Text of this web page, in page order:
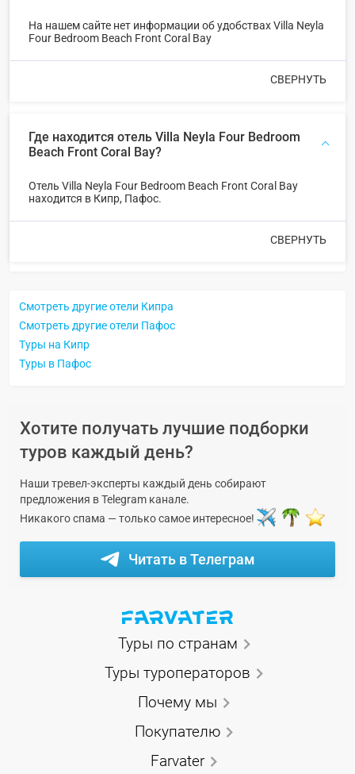
На нашем сайте нет информации об удобствах Villa Neyla
Four Bedroom Beach Front Coral Bay
СВЕРНУТЬ
Где находится отель Villa Neyla Four Bedroom
Beach Front Coral Bay?
Отель Villa Neyla Four Bedroom Beach Front Coral Bay
находится в Кипр, Пафос.
СВЕРНУТЬ
Смотреть другие отели Кипра
Смотреть другие отели Пафос
Туры на Кипр
Туры в Пафос
Хотите получать лучшие подборки
туров каждый день?
Наши тревел-эксперты каждый день собирают
предложения в Telegram канале.
Никакого спама — только самое интересное!
Читать в Телеграм
Туры по странам
Туры туроператоров
Почему мы
Покупателю
Farvater